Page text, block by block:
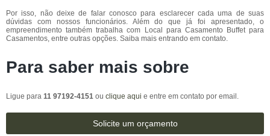
Por isso, não deixe de falar conosco para esclarecer cada uma de suas
dúvidas com nossos funcionários. Além do que já foi apresentado, o
empreendimento também trabalha com Local para Casamento Buffet para
Casamentos, entre outras opções. Saiba mais entrando em contato.
Para saber mais sobre
Ligue para 11 97192-4151 ou clique aqui e entre em contato por email.
Solicite um orçamento